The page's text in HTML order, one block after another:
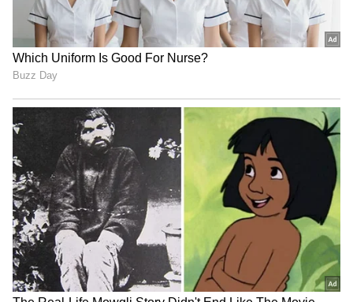
తయారీ విధానం
ముందుగా మీల్ మేకర్ నానబెట్టుకోవాలి. పోపు వేగి
టమాటాలు మగ్గే టైంలో అవి నానబెట్టేస్తే సరి. ఇప్పుడు పాన్
కొంచెం శనగపప్పు వేసుకుని వేయించాలి. ఇప్పుడు అందులో
కప్పు ఉల్లిపాయ, నాలుగు పచ్చిమిర్చి వేసి వేగాక అల్లం
వెల్లుల్లి పేస్ట్ వేయాలి. అది పచ్చివాసన పోయాక కొత్తిమీర,
కరివేపాకు వేసి జస్ట్ మెత్తబడ్డాక...అందులో టమాటాలు వేసి
మగ్గించాలి. కాస్త ఉప్పు, పసుపు వేసుకుంటే త్వరగా
మగ్గుతుంది. ముందే కొత్తిమీర, కరివేపాకు వేస్తే దాని ఫ్లేవర్
కూరకు అంటుకుంటుంది. టమాటాలు మగ్గాక దాంట్లో
నానబెట్టుకున్న కప్పు మీల్ మేకర్ వేసుకుని కలుపుకోవాలి.
కాసేపు మూత పెట్టి వదిలేయాలి. ఆ తర్వాత ఉప్పు, పసుపు,